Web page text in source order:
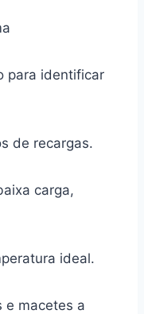
para identificar
de recargas.
carga,
ideal.
e macetes a